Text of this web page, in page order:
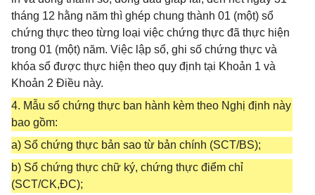
tháng 12 hằng năm thì ghép chung thành 01 (một) sổ
chứng thực theo từng loại việc chứng thực đã thực hiện
trong 01 (một) năm. Việc lập sổ, ghi số chứng thực và
khóa sổ được thực hiện theo quy định tại Khoản 1 và
Khoản 2 Điều này.
4. Mẫu sổ chứng thực ban hành kèm theo Nghị định này
bao gồm:
a) Sổ chứng thực bản sao từ bản chính (SCT/BS);
b) Sổ chứng thực chữ ký, chứng thực điểm chỉ
(SCT/CK,ĐC);